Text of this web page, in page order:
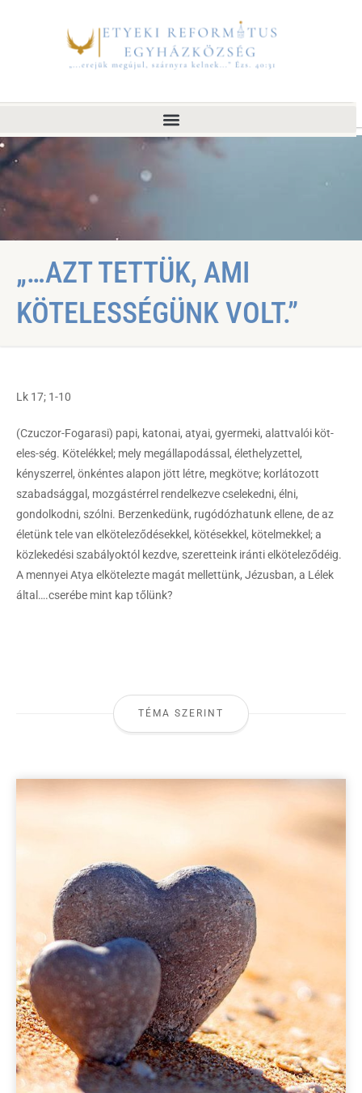
„…AZT TETTÜK, AMI
KÖTELESSÉGÜNK VOLT.”
Lk 17; 1-10
(Czuczor-Fogarasi) papi, katonai, atyai, gyermeki, alattvalói köt-
eles-ség. Kötelékkel; mely megállapodással, élethelyzettel,
kényszerrel, önkéntes alapon jött létre, megkötve; korlátozott
szabadsággal, mozgástérrel rendelkezve cselekedni, élni,
gondolkodni, szólni. Berzenkedünk, rugódózhatunk ellene, de az
életünk tele van elköteleződésekkel, kötésekkel, kötelmekkel; a
közlekedési szabályoktól kezdve, szeretteink iránti elköteleződéig.
A mennyei Atya elkötelezte magát mellettünk, Jézusban, a Lélek
által….cserébe mint kap tőlünk?
TÉMA SZERINT